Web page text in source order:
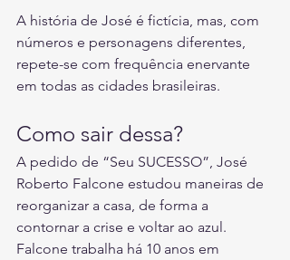
A história de José é fictícia, mas, com
números e personagens diferentes,
repete-se com frequência enervante
em todas as cidades brasileiras.
Como sair dessa?
A pedido de “Seu SUCESSO”, José
Roberto Falcone estudou maneiras de
reorganizar a casa, de forma a
contornar a crise e voltar ao azul.
Falcone trabalha há 10 anos em